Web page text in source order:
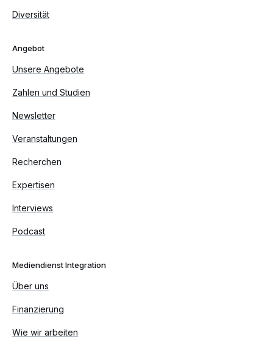
Diversität
Angebot
Unsere Angebote
Zahlen und Studien
Newsletter
Veranstaltungen
Recherchen
Expertisen
Interviews
Podcast
Mediendienst Integration
Über uns
Finanzierung
Wie wir arbeiten